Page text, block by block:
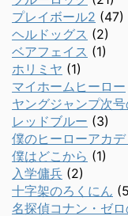
プレイボール2 (47)
ヘルドッグス (2)
ベアフェイス (1)
ホリミヤ (1)
マイホームヒーロー
ヤングジャンプ次
レッドブルー (3)
僕のヒーローアカデ
僕はどこから (1)
入学傭兵 (2)
十字架のろくにん
名探偵コナン・ゼロ